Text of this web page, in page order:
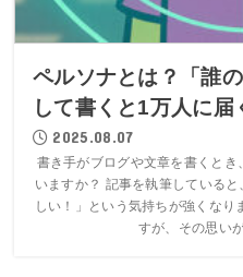
ペルソナとは？「誰
して書くと1万人に届
2025.08.07
書き手がブログや文章を書くと
いますか？ 記事を執筆している
しい！」という気持ちが強くな
すが、その思い